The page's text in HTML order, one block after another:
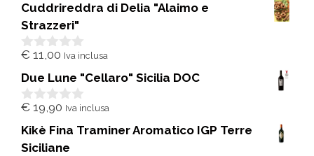
u
5
Cuddrireddra di Delia "Alaimo e
Strazzeri"
0
u
5
€ 11,00 Iva inclusa
Due Lune "Cellaro" Sicilia DOC
0
u
5
€ 19,90 Iva inclusa
Kikè Fina Traminer Aromatico IGP Terre
Siciliane